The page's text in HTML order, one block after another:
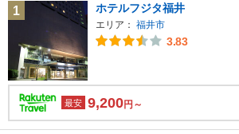
1
ホテルフジタ福井
エリア： 福井市
3.83
最安 9,200円～